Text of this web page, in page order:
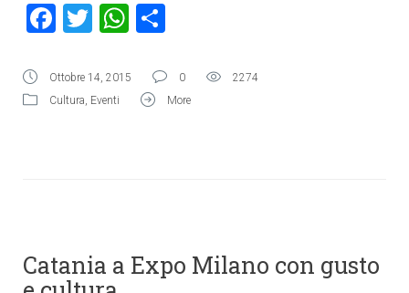
Facebook
TwitterWhatsApp
Ottobre 14, 2015 0
2274
Cultura, Eventi More
Catania a Expo Milano con gusto